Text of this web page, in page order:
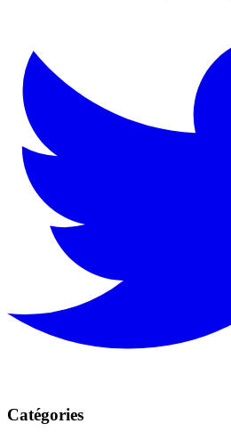
Catégories